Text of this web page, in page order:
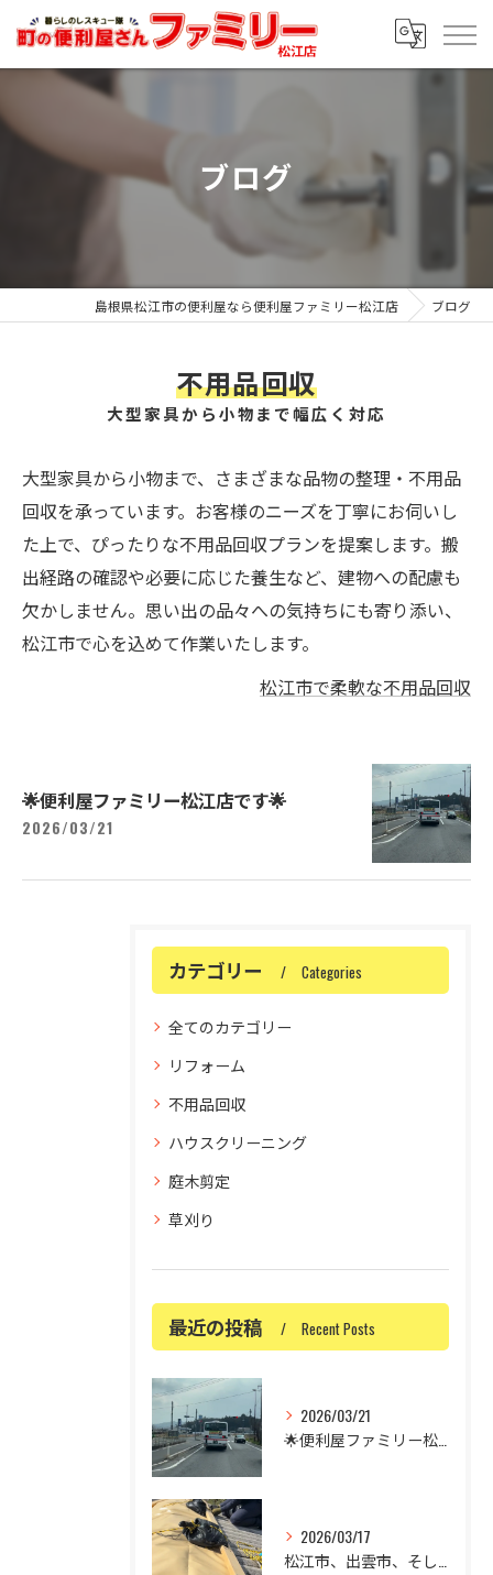
ブログ
島根県松江市の便利屋なら便利屋ファミリー松江店 ブログ
不用品回収
大型家具から小物まで幅広く対応
大型家具から小物まで、さまざまな品物の整理・不用品
回収を承っています。お客様のニーズを丁寧にお伺いし
た上で、ぴったりな不用品回収プランを提案します。搬
出経路の確認や必要に応じた養生など、建物への配慮も
欠かしません。思い出の品々への気持ちにも寄り添い、
松江市で心を込めて作業いたします。
松江市で柔軟な不用品回収
🌟便利屋ファミリー松江店です🌟
2026/03/21
カテゴリー Categories
全てのカテゴリー
リフォーム
不用品回収
ハウスクリーニング
庭木剪定
草刈り
最近の投稿 Recent Posts
2026/03/21
2026/03/17